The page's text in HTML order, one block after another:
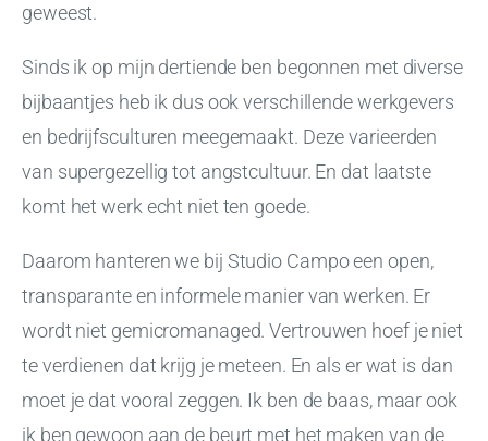
geweest.
Sinds ik op mijn dertiende ben begonnen met diverse
bijbaantjes heb ik dus ook verschillende werkgevers
en bedrijfsculturen meegemaakt. Deze varieerden
van supergezellig tot angstcultuur. En dat laatste
komt het werk echt niet ten goede.
Daarom hanteren we bij Studio Campo een open,
transparante en informele manier van werken. Er
wordt niet gemicromanaged. Vertrouwen hoef je niet
te verdienen dat krijg je meteen. En als er wat is dan
moet je dat vooral zeggen. Ik ben de baas, maar ook
ik ben gewoon aan de beurt met het maken van de